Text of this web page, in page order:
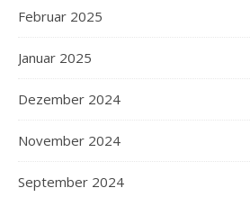
Februar 2025
Januar 2025
Dezember 2024
November 2024
September 2024